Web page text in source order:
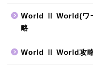
World Ⅱ World(ワ
略
World Ⅱ World攻